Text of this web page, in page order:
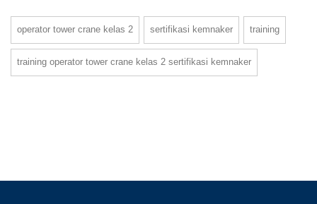
operator tower crane kelas 2 sertifikasi kemnaker training
training operator tower crane kelas 2 sertifikasi kemnaker